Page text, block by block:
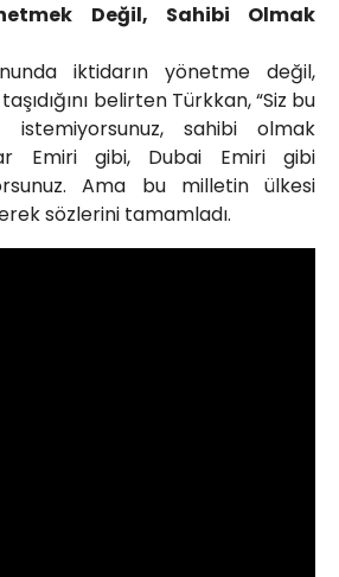
Değil, Sahibi Olmak
iktidarın yönetme değil,
belirten Türkkan, “Siz bu
istemiyorsunuz, sahibi olmak
Emiri gibi, Dubai Emiri gibi
Ama bu milletin ülkesi
sözlerini tamamladı.